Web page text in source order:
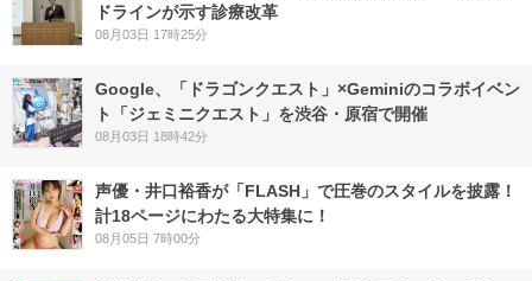
ドラインが示す診療改革
08月03日 17時25分
Google、「ドラゴンクエスト」×Geminiのコラボイベン
ト「ジェミニクエスト」を渋谷・原宿で開催
08月03日 18時42分
声優・井口裕香が「FLASH」で圧巻のスタイルを披露！
計18ページにわたる大特集に！
08月05日 7時00分